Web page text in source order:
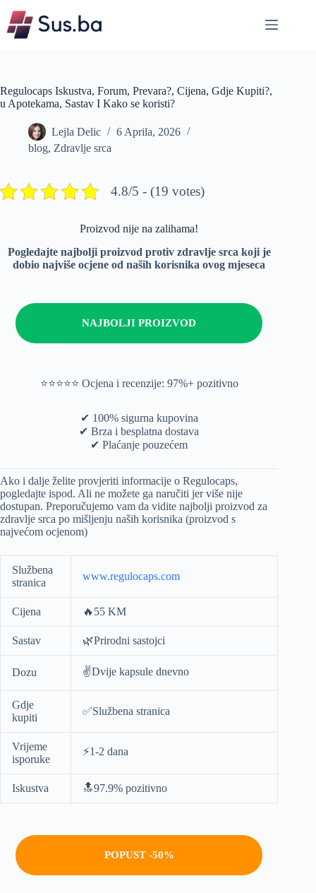
content
Regulocaps Iskustva, Forum, Prevara?, Cijena, Gdje Kupiti?,
u Apotekama, Sastav I Kako se koristi?
Lejla Delic
6 Aprila, 2026
blog, Zdravlje srca
4.8/5 - (19 votes)
Proizvod nije na zalihama!
Pogledajte najbolji proizvod protiv zdravlje srca koji je
dobio najviše ocjene od naših korisnika ovog mjeseca
NAJBOLJI PROIZVOD
⭐️⭐️⭐️⭐️⭐️ Ocjena i recenzije: 97%+ pozitivno
✔ 100% sigurna kupovina
✔ Brza i besplatna dostava
✔ Plaćanje pouzećem
Ako i dalje želite provjeriti informacije o Regulocaps,
pogledajte ispod. Ali ne možete ga naručiti jer više nije
dostupan. Preporučujemo vam da vidite najbolji proizvod za
zdravlje srca po mišljenju naših korisnika (proizvod s
najvećom ocjenom)
Službena
stranica
www.regulocaps.com
Cijena 🔥55 KM
Sastav 🌿Prirodni sastojci
Dozu ✌️Dvije kapsule dnevno
Gdje
kupiti
✅Službena stranica
Vrijeme
isporuke
⚡️1-2 dana
Iskustva 🔝97.9% pozitivno
POPUST -50%